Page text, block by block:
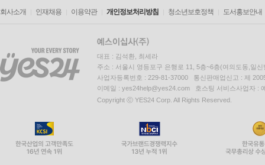
회사소개 인재채용 이용약관 개인정보처리방침 청소년보호정책 도서홍보안내
대표 : 김석환, 최세라
주소 : 서울시 영등포구 은행로 11, 5층~6층(여의도동,일신
사업자등록번호 : 229-81-37000 통신판매업신고 : 제
이메일 : yes24help@yes24.com 호스팅 서비스사업자 :
Copyright ⓒ YES24 Corp. All Rights Reserved.